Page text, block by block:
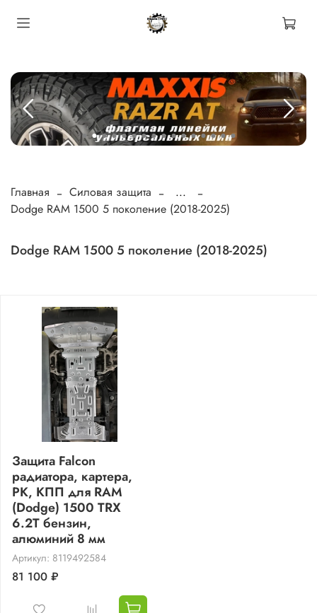
Главная Силовая защита
...
Dodge RAM 1500 5 поколение (2018-2025)
Dodge RAM 1500 5 поколение (2018-2025)
Защита Falcon
радиатора, картера,
РК, КПП для RAM
(Dodge) 1500 TRX
6.2T бензин,
алюминий 8 мм
Артикул: 8119492584
81 100 ₽